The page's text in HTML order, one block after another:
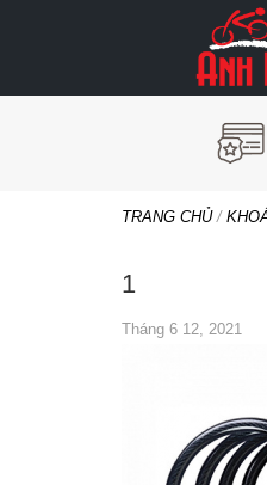
TRANG CHỦ/
1
Tháng 6 12, 2021